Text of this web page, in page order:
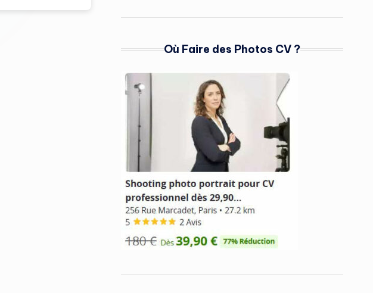
Où Faire des Photos CV ?